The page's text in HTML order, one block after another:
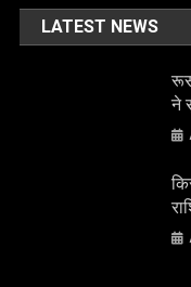
LATEST NEWS
ने